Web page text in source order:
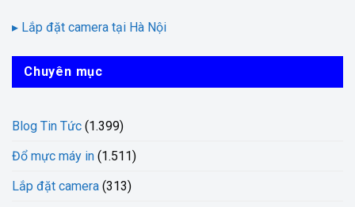
▸ Lắp đặt camera tại Hà Nội
Chuyên mục
Blog Tin Tức (1.399)
Đổ mực máy in (1.511)
Lắp đặt camera (313)